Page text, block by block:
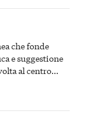
che fonde
e suggestione
al centro
astigiano